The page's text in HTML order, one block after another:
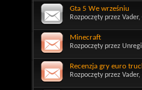
Gta 5 We wrześniu
Rozpoczęty przez Vader,
Minecraft
Rozpoczęty przez
Recenzja gry euro
Rozpoczęty przez Vader,